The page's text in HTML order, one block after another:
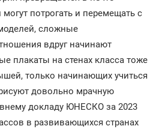
потрогать и перемещать с
сложные
вдруг начинают
плакаты на стенах класса тоже
только начинающих учиться
довольно мрачную
докладу ЮНЕСКО за 2023
в развивающихся странах